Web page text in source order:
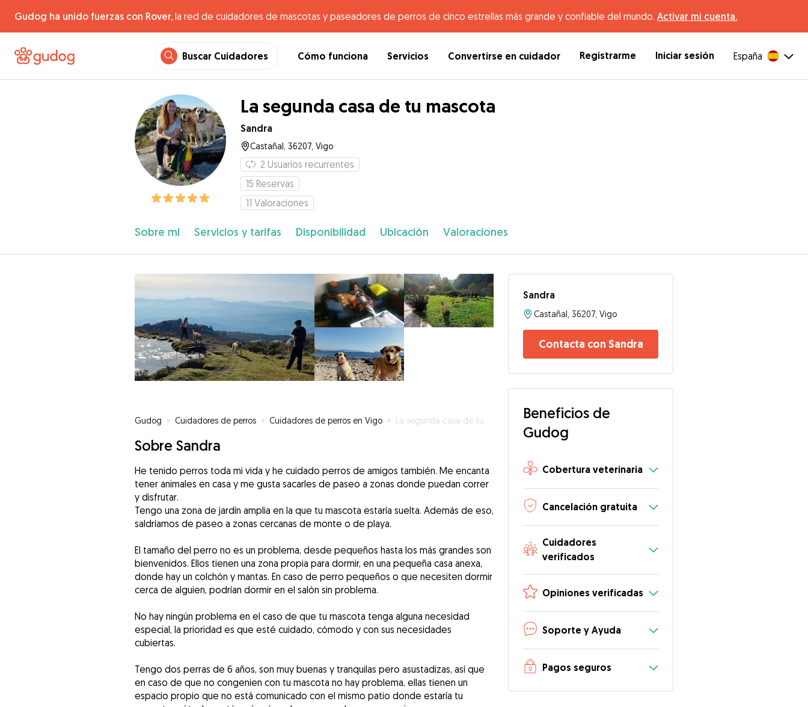
Gudog ha unido fuerzas con Rover, la red de cuidadores de mascotas y paseadores de perros de cinco estrellas más grande y confiable del mundo. Activar mi cuenta.
Buscar Cuidadores Cómo funciona Servicios Convertirse en cuidador Registrarme Iniciar sesión España
La segunda casa de tu mascota
Sandra
Castañal, 36207, Vigo
2 Usuarios recurrentes
15 Reservas
11 Valoraciones
Sobre mí Servicios y tarifas Disponibilidad Ubicación Valoraciones
Gudog » Cuidadores de perros » Cuidadores de perros en Vigo » La segunda casa de tu mascota
Sobre Sandra
He tenido perros toda mi vida y he cuidado perros de amigos también. Me encanta
tener animales en casa y me gusta sacarles de paseo a zonas donde puedan correr
y disfrutar.
Tengo una zona de jardín amplia en la que tu mascota estaría suelta. Además de eso,
saldríamos de paseo a zonas cercanas de monte o de playa.
El tamaño del perro no es un problema, desde pequeños hasta los más grandes son
bienvenidos. Ellos tienen una zona propia para dormir, en una pequeña casa anexa,
donde hay un colchón y mantas. En caso de perro pequeños o que necesiten dormir
cerca de alguien, podrían dormir en el salón sin problema.
No hay ningún problema en el caso de que tu mascota tenga alguna necesidad
especial, la prioridad es que esté cuidado, cómodo y con sus necesidades
cubiertas.
Tengo dos perras de 6 años, son muy buenas y tranquilas pero asustadizas, así que
en caso de que no congenien con tu mascota no hay problema, ellas tienen un
espacio propio que no está comunicado con el mismo patio donde estaría tu
Sandra
Castañal, 36207, Vigo
Contacta con Sandra
Beneficios de
Gudog
Cobertura veterinaria
Cancelación gratuita
Cuidadores
verificados
Opiniones verificadas
Soporte y Ayuda
Pagos seguros